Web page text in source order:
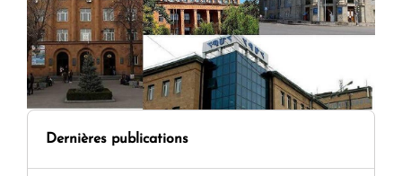
Dernières publications